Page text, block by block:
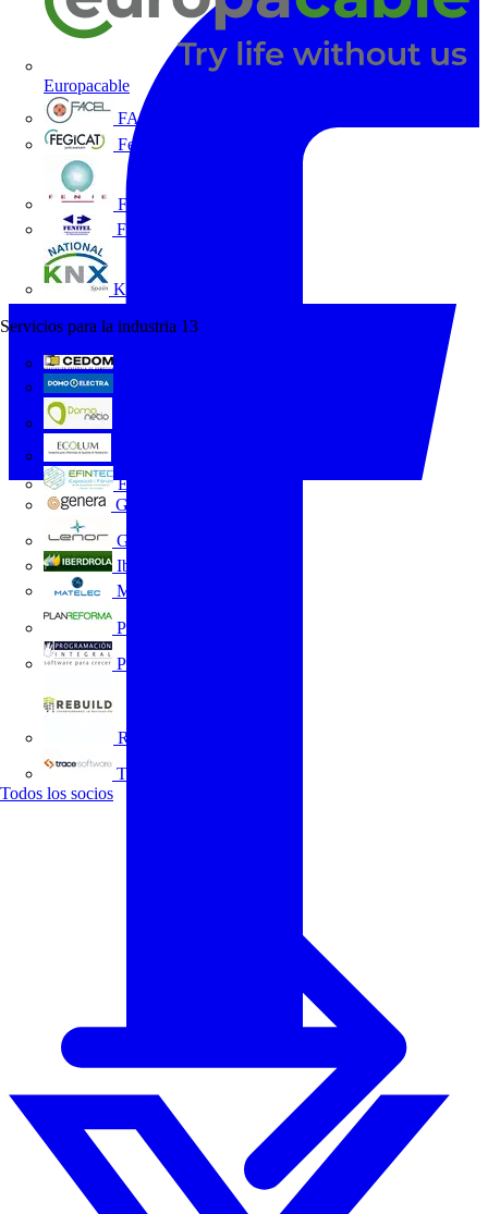
Europacable
FACEL
Fegicat
FENIE
FENITEL
KNX España
Servicios para la industria 13
Efintec
GENERA
Grupo Lenor
Iberdrola
MATELEC
Plan Reforma
Programación Integral
REBUILD
Trace Software
Todos los socios